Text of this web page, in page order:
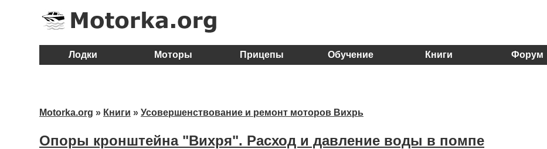
Лодки Моторы Прицепы Обучение Книги Форум
Motorka.org » Книги » Усовершенствование и ремонт моторов Вихрь
Опоры кронштейна "Вихря". Расход и давление воды в помпе